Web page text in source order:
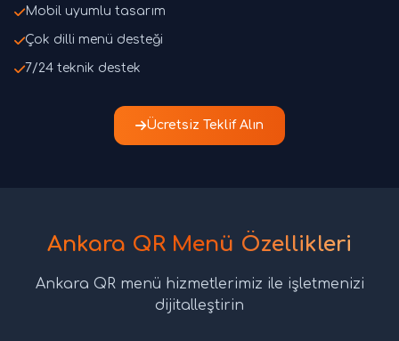
Mobil uyumlu tasarım
Çok dilli menü desteği
7/24 teknik destek
Ücretsiz Teklif Alın
Ankara QR Menü Özellikleri
Ankara QR menü hizmetlerimiz ile işletmenizi
dijitalleştirin